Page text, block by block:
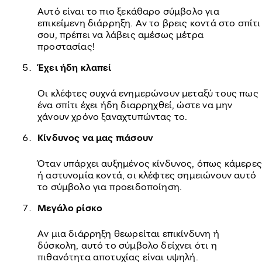
Αυτό είναι το πιο ξεκάθαρο σύμβολο για
επικείμενη διάρρηξη. Αν το βρεις κοντά στο σπίτι
σου, πρέπει να λάβεις αμέσως μέτρα
προστασίας!
Έχει ήδη κλαπεί
Οι κλέφτες συχνά ενημερώνουν μεταξύ τους πως
ένα σπίτι έχει ήδη διαρρηχθεί, ώστε να μην
χάνουν χρόνο ξαναχτυπώντας το.
Κίνδυνος να μας πιάσουν
Όταν υπάρχει αυξημένος κίνδυνος, όπως κάμερες
ή αστυνομία κοντά, οι κλέφτες σημειώνουν αυτό
το σύμβολο για προειδοποίηση.
Μεγάλο ρίσκο
Αν μια διάρρηξη θεωρείται επικίνδυνη ή
δύσκολη, αυτό το σύμβολο δείχνει ότι η
πιθανότητα αποτυχίας είναι υψηλή.